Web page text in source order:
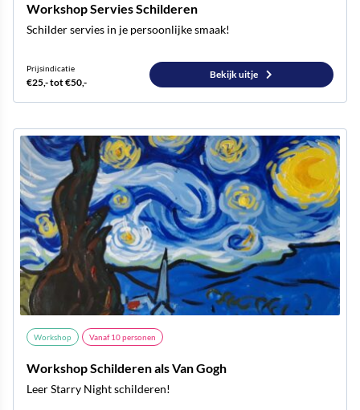
Workshop Servies Schilderen
Schilder servies in je persoonlijke smaak!
Prijsindicatie
€25,- tot €50,-
Bekijk uitje
Workshop Vanaf10personen
Workshop Schilderen als Van Gogh
Leer Starry Night schilderen!